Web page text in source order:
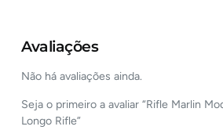
Avaliações
Não há avaliações ainda.
Seja o primeiro a avaliar “Rifle Marlin
Longo Rifle”